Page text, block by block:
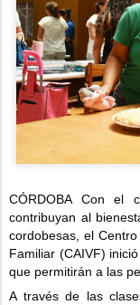
CÓRDOBA Con el
contribuyan al
cordobesas, el
Familiar (CAIVF)
que permitirán a las
A través de las